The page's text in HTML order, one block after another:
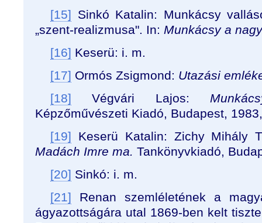
[15] Sinkó Katalin: Munkácsy
„szent-realizmusa". In: Munkácsy a
[16] Keserü: i. m.
[17] Ormós Zsigmond: Utazási
[18] Végvári Lajos:
Képzőművészeti Kiadó, Budapest,
[19] Keserü Katalin: Zichy Mihály
Madách Imre ma. Tankönyvkiadó,
[20] Sinkó: i. m.
[21] Renan szemléletének a
ágyazottságára utal 1869-ben kelt